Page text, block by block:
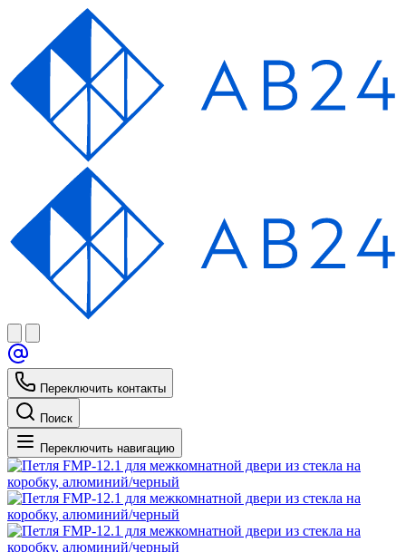
Переключить контакты
Поиск
Переключить навигацию